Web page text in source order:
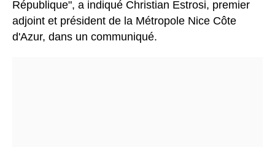
République", a indiqué Christian Estrosi, premier
adjoint et président de la Métropole Nice Côte
d'Azur, dans un communiqué.